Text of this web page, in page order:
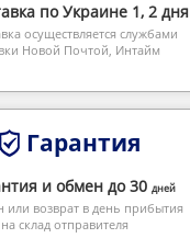
по Украине 1, 2 дня
осуществляется службами
Новой Почтой, Интайм
Гарантия
и обмен до 30 дней
или возврат в день прибытия
склад отправителя